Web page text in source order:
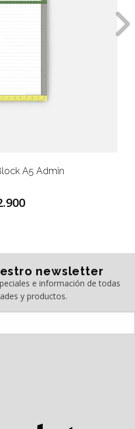
A5 Admin
newsletter
e información de todas
y productos.